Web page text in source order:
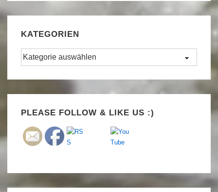
KATEGORIEN
Kategorien
PLEASE FOLLOW & LIKE US :)